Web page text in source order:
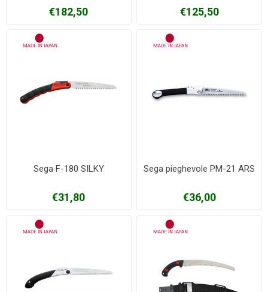
€182,50 €125,50
Sega F-180 SILKY
€31,80
Sega pieghevole PM-21 ARS
€36,00